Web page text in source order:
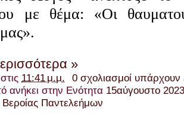
με θέμα: «Οι
»
11:41 μ.μ.
0 σχολιασμοί
ανήκει στην Ενότητα 15αύγουστο
Παντελεήμων